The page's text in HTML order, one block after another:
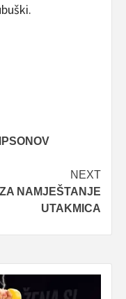
NEXT
NAMJEŠTANJE
UTAKMICA